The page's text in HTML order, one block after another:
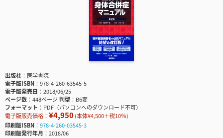
出版社
医学書院
電子版ISBN
978-4-260-63545-5
電子版発売日
2018/06/25
ページ数
448ページ判型
B6変
フォーマット
PDF（パソコンへのダウンロード不可）
電子版販売価格： ¥4,950(本体¥4,500＋税10％)
印刷版ISBN
978-4-260-03545-3
印刷版発行年月
2018/06